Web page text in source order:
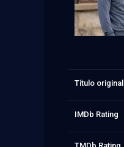
Título original
IMDb Rating